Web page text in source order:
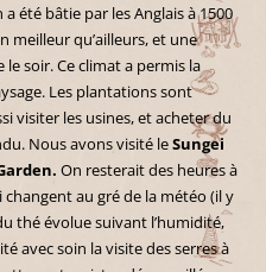
été bâtie par les Anglais à 1500
meilleur qu’ailleurs, et une
soir. Ce climat a permis la
Les plantations sont
visiter les usines, et acheter du
Nous avons visité leSungei
On resterait des heures à
au gré de la météo (il y
thé évolue suivant l’humidité,
avec soin la visite des serres à